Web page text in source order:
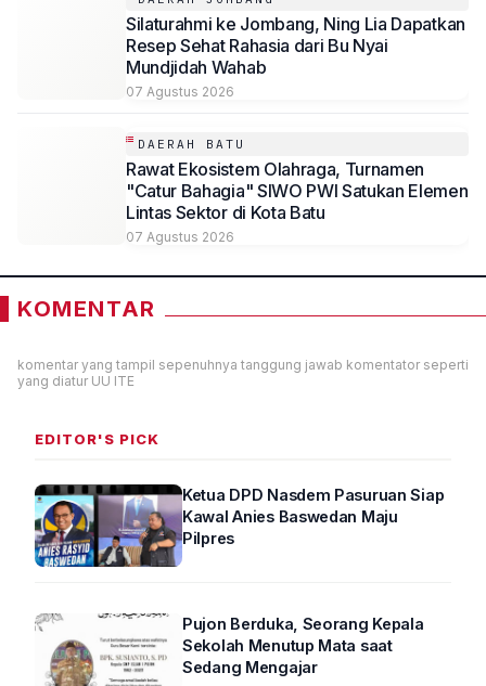
Silaturahmi ke Jombang, Ning Lia Dapatkan
Resep Sehat Rahasia dari Bu Nyai
Mundjidah Wahab
07 Agustus 2026
DAERAH BATU
Rawat Ekosistem Olahraga, Turnamen
"Catur Bahagia" SIWO PWI Satukan Elemen
Lintas Sektor di Kota Batu
07 Agustus 2026
KOMENTAR
komentar yang tampil sepenuhnya tanggung jawab komentator seperti
yang diatur UU ITE
EDITOR'S PICK
Ketua DPD Nasdem Pasuruan Siap
Kawal Anies Baswedan Maju
Pilpres
Pujon Berduka, Seorang Kepala
Sekolah Menutup Mata saat
Sedang Mengajar